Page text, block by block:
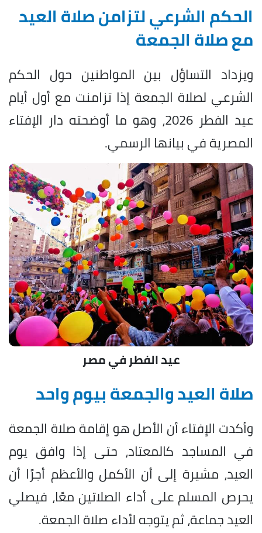
الحكم الشرعي لتزامن صلاة العيد
مع صلاة الجمعة
ويزداد التساؤل بين المواطنين حول الحكم
الشرعي لصلاة الجمعة إذا تزامنت مع أول أيام
عيد الفطر 2026، وهو ما أوضحته دار الإفتاء
المصرية في بيانها الرسمي.
عيد الفطر في مصر
صلاة العيد والجمعة بيوم واحد
وأكدت الإفتاء أن الأصل هو إقامة صلاة الجمعة
في المساجد كالمعتاد، حتى إذا وافق يوم
العيد، مشيرة إلى أن الأكمل والأعظم أجرًا أن
يحرص المسلم على أداء الصلاتين معًا، فيصلي
العيد جماعة، ثم يتوجه لأداء صلاة الجمعة.